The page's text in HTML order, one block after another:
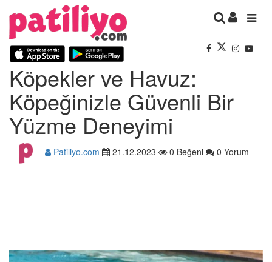
Köpekler ve Havuz:
Köpeğinizle Güvenli Bir
Yüzme Deneyimi
Patiliyo.com 21.12.2023 0 Beğeni 0 Yorum